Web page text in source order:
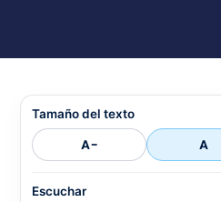
Tamaño del texto
A- A
Escuchar